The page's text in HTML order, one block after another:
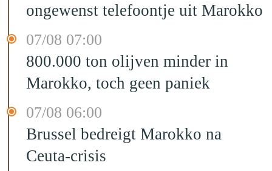
ongewenst telefoontje uit Marokko
07/08 07:00
800.000 ton olijven minder in
Marokko, toch geen paniek
07/08 06:00
Brussel bedreigt Marokko na
Ceuta-crisis